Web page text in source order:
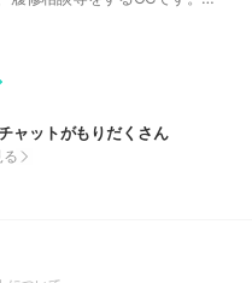
ャットがもりだくさん
る